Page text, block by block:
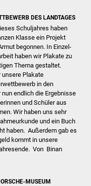
DES LANDTAGES
Schuljahres haben
Klasse ein Projekt
begonnen. In Einzel-
haben wir Plakate zu
Thema gestaltet.
unsere Plakate
in den
endlich die Ergebnisse
und Schüler aus
Wir haben uns sehr
und ein Buch
haben. Außerdem gab es
kommt in unsere
Von Binan
MUSEUM